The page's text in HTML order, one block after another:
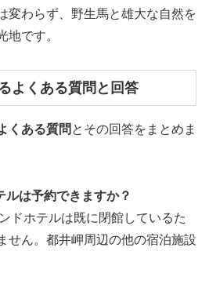
変わらず、野生馬と雄大な自然を
地です。
よくある質問と回答
くある質問 とその回答をまとめま
ルは予約できますか？
ドホテルは既に閉館しているた
せん。都井岬周辺の他の宿泊施設